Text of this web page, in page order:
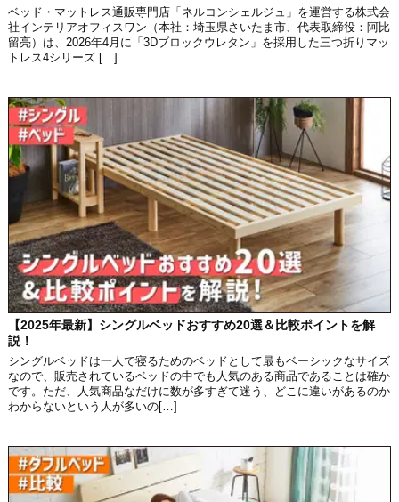
ベッド・マットレス通販専門店「ネルコンシェルジュ」を運営する株式会
社インテリアオフィスワン（本社：埼玉県さいたま市、代表取締役：阿比
留亮）は、2026年4月に「3Dブロックウレタン」を採用した三つ折りマッ
トレス4シリーズ […]
【2025年最新】シングルベッドおすすめ20選＆比較ポイントを解
説！
シングルベッドは一人で寝るためのベッドとして最もベーシックなサイズ
なので、販売されているベッドの中でも人気のある商品であることは確か
です。ただ、人気商品なだけに数が多すぎて迷う、どこに違いがあるのか
わからないという人が多いの[…]